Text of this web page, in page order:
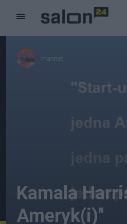
mannet
Kamala
Ameryk(i)"